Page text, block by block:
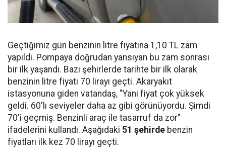
Geçtiğimiz gün benzinin litre fiyatına 1,10 TL zam
yapıldı. Pompaya doğrudan yansıyan bu zam sonrası
bir ilk yaşandı. Bazı şehirlerde tarihte bir ilk olarak
benzinin litre fiyatı 70 lirayı geçti. Akaryakıt
istasyonuna giden vatandaş, "Yani fiyat çok yüksek
geldi. 60'lı seviyeler daha az gibi görünüyordu. Şimdi
70'i geçmiş. Benzinli araç ile tasarruf da zor"
ifadelerini kullandı. Aşağıdaki 51 şehirde benzin
fiyatları ilk kez 70 lirayı geçti.